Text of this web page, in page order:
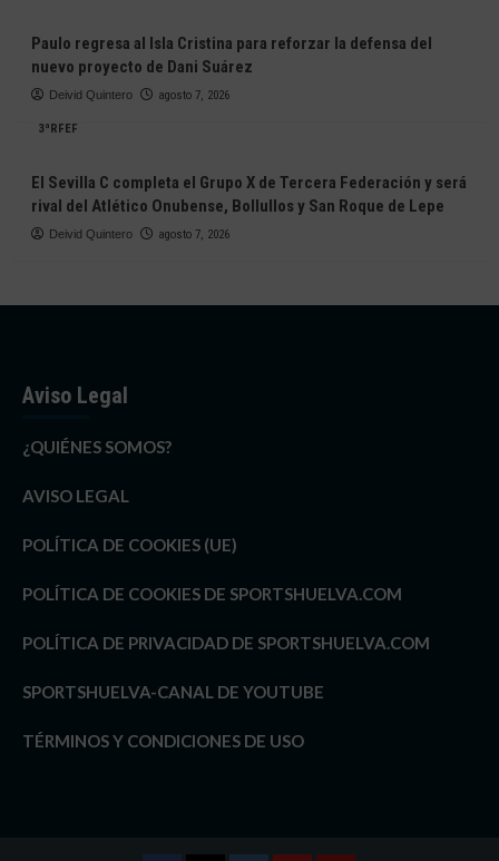
Paulo regresa al Isla Cristina para reforzar la defensa del
nuevo proyecto de Dani Suárez
Deivid Quintero agosto 7, 2026
3ªRFEF
El Sevilla C completa el Grupo X de Tercera Federación y será
rival del Atlético Onubense, Bollullos y San Roque de Lepe
Deivid Quintero agosto 7, 2026
Aviso Legal
¿QUIÉNES SOMOS?
AVISO LEGAL
POLÍTICA DE COOKIES (UE)
POLÍTICA DE COOKIES DE SPORTSHUELVA.COM
POLÍTICA DE PRIVACIDAD DE SPORTSHUELVA.COM
SPORTSHUELVA-CANAL DE YOUTUBE
TÉRMINOS Y CONDICIONES DE USO